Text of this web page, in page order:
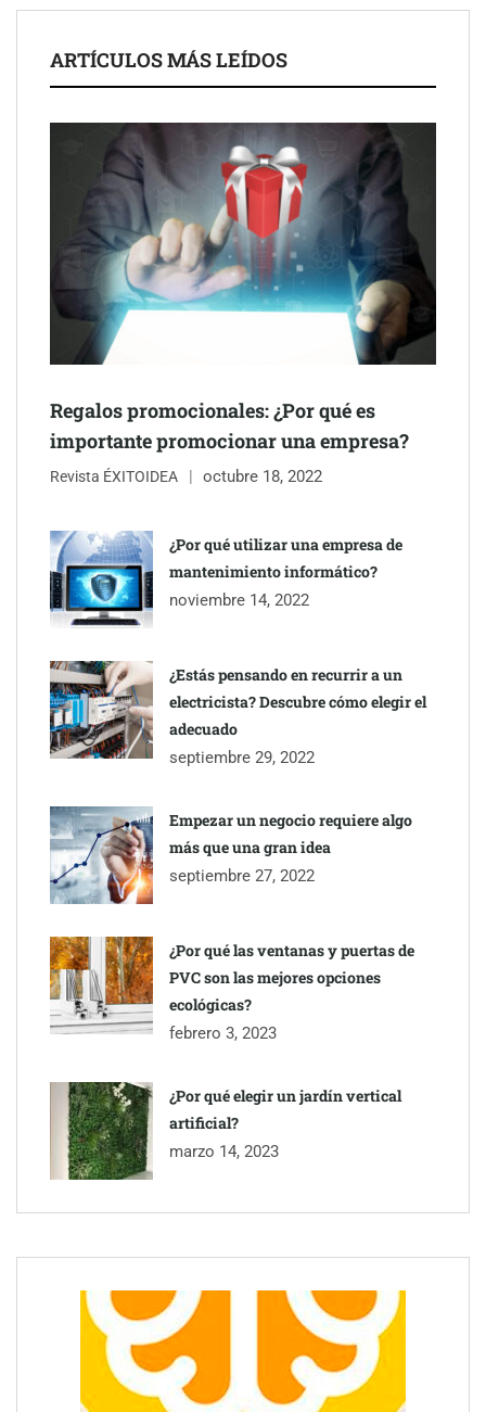
La luz roja, el nuevo aftersun, actúa en la recuperación de la piel
Eulalia Roig lanza ‘The Journal’, una revista digital mensual de
entrevistas y fotografía editorial
inmobiliarios: hasta 82% de ahorro por cobro
Gestoría Online reduce a unas horas el alta de autónomo
ARTÍCULOS MÁS LEÍDOS
Regalos promocionales: ¿Por qué es
importante promocionar una empresa?
Revista ÉXITOIDEA octubre 18, 2022
¿Por qué utilizar una empresa de
mantenimiento informático?
noviembre 14, 2022
¿Estás pensando en recurrir a un
electricista? Descubre cómo elegir el
adecuado
septiembre 29, 2022
Empezar un negocio requiere algo
más que una gran idea
septiembre 27, 2022
¿Por qué las ventanas y puertas de
PVC son las mejores opciones
ecológicas?
febrero 3, 2023
¿Por qué elegir un jardín vertical
artificial?
marzo 14, 2023